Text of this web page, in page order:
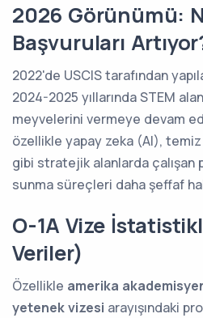
2026 Görünümü:
Başvuruları
2022'de USCIS tarafından
2024-2025 yıllarında STEM
meyvelerini vermeye devam
özellikle yapay zeka (AI),
gibi stratejik alanlarda çalışan
sunma süreçleri daha şeffaf
O-1A Vize
Veriler)
Özellikle amerika
yetenek vizesi arayışındaki